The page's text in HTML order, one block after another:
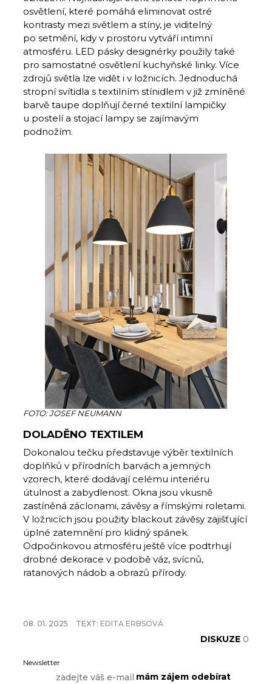
osvětlení, které pomáhá eliminovat ostré
kontrasty mezi světlem a stíny, je viditelný
po setmění, kdy v prostoru vytváří intimní
atmosféru. LED pásky designérky použily také
pro samostatné osvětlení kuchyňské linky. Více
zdrojů světla lze vidět i v ložnicích. Jednoduchá
stropní svítidla s textilním stínidlem v již zmíněné
barvě taupe doplňují černé textilní lampičky
u postelí a stojací lampy se zajímavým
podnožím.
FOTO: JOSEF NEUMANN
DOLADĚNO TEXTILEM
Dokonalou tečku představuje výběr textilních
doplňků v přírodních barvách a jemných
vzorech, které dodávají celému interiéru
útulnost a zabydlenost. Okna jsou vkusně
zastíněná záclonami, závěsy a římskými roletami.
V ložnicích jsou použity blackout závěsy zajišťující
úplné zatemnění pro klidný spánek.
Odpočinkovou atmosféru ještě více podtrhují
drobné dekorace v podobě váz, svícnů,
ratanových nádob a obrazů přírody.
08. 01. 2025 TEXT: EDITA ERBSOVÁ
DISKUZE 0
Newsletter